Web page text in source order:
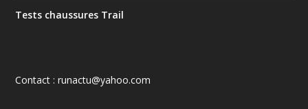
Tests chaussures Trail
Contact : runactu@yahoo.com